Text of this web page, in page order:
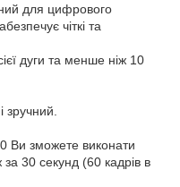
для цифрового
чіткі та
дуги та менше ніж 10
зручний.
Ви зможете виконати
30 секунд (60 кадрів в